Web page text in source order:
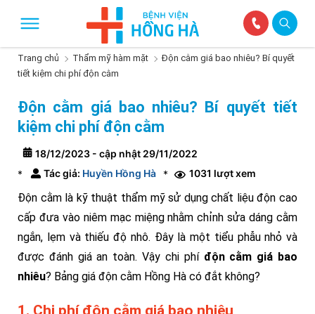
Trang chủ Thẩm mỹ hàm mặt
Độn cằm giá bao nhiêu? Bí quyết
tiết kiệm chi phí độn cằm
Độn cằm giá bao nhiêu? Bí quyết tiết
kiệm chi phí độn cằm
18/12/2023 - cập nhật 29/11/2022
*
Tác giả: Huyền Hồng Hà * 1031 lượt xem
Độn cằm là kỹ thuật thẩm mỹ sử dụng chất liệu độn cao
cấp đưa vào niêm mạc miệng nhằm chỉnh sửa dáng cằm
ngắn, lẹm và thiếu độ nhô. Đây là một tiểu phẫu nhỏ và
được đánh giá an toàn. Vậy chi phí độn cằm giá bao
nhiêu? Bảng giá độn cằm Hồng Hà có đắt không?
1. Chi phí độn cằm giá bao nhiêu